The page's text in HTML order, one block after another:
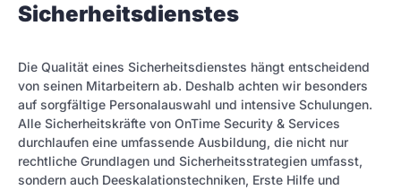
Sicherheitsdienstes
Die Qualität eines Sicherheitsdienstes hängt entscheidend
von seinen Mitarbeitern ab. Deshalb achten wir besonders
auf sorgfältige Personalauswahl und intensive Schulungen.
Alle Sicherheitskräfte von OnTime Security & Services
durchlaufen eine umfassende Ausbildung, die nicht nur
rechtliche Grundlagen und Sicherheitsstrategien umfasst,
sondern auch Deeskalationstechniken, Erste Hilfe und